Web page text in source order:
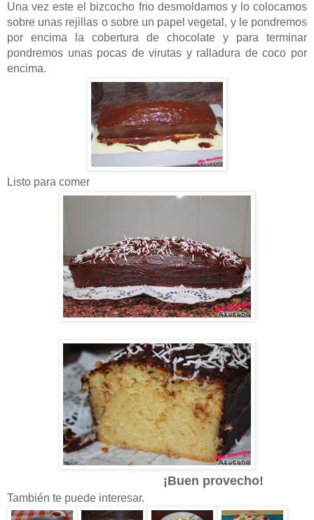
Una vez este el bizcocho frio desmoldamos y lo colocamos
sobre unas rejillas o sobre un papel vegetal, y le pondremos
por encima la cobertura de chocolate y para terminar
pondremos unas pocas de virutas y ralladura de coco por
encima.
Listo para comer
¡Buen provecho!
También te puede interesar.